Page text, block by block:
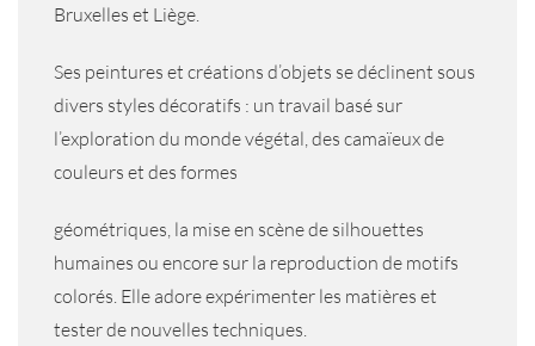
Bruxelles et Liège.
Ses peintures et créations d’objets se déclinent sous
divers styles décoratifs : un travail basé sur
l’exploration du monde végétal, des camaïeux de
couleurs et des formes
géométriques, la mise en scène de silhouettes
humaines ou encore sur la reproduction de motifs
colorés. Elle adore expérimenter les matières et
tester de nouvelles techniques.